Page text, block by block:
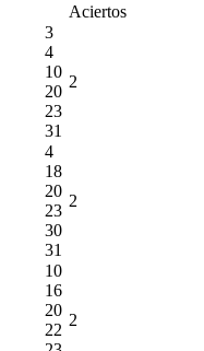
Aciertos
3
4
10
20
23
31
2
4
18
20
23
30
31
2
10
16
20
22
2